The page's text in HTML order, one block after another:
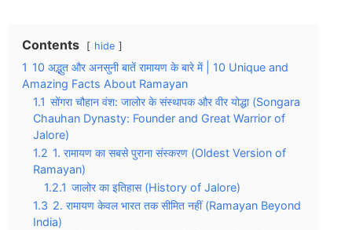
Contents hide
1 10 अद्भुत और अनसुनी बातें रामायण के बारे में | 10 Unique and
Amazing Facts About Ramayan
1.1 सोंगरा चौहान वंश: जालोर के संस्थापक और वीर योद्धा (Songara
Chauhan Dynasty: Founder and Great Warrior of
Jalore)
1.2 1. रामायण का सबसे पुराना संस्करण (Oldest Version of
Ramayan)
1.2.1 जालोर का इतिहास (History of Jalore)
1.3 2. रामायण केवल भारत तक सीमित नहीं (Ramayan Beyond
India)